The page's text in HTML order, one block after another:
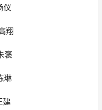
仪
翔
褒
琳
建